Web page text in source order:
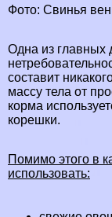
Фото: Свинья
Одна из главных
составит
массу тела от
корма
корешки.
Помимо этого в
использовать: